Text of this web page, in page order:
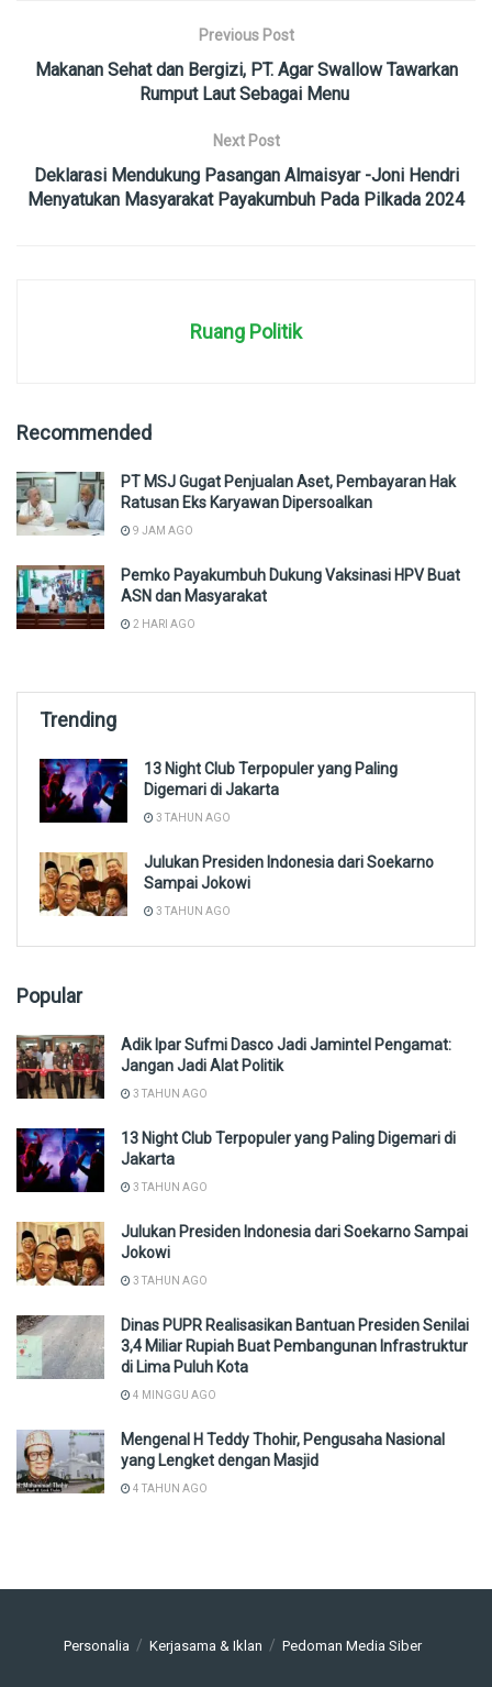
Previous Post
Makanan Sehat dan Bergizi, PT. Agar Swallow Tawarkan
Rumput Laut Sebagai Menu
Next Post
Deklarasi Mendukung Pasangan Almaisyar -Joni Hendri
Menyatukan Masyarakat Payakumbuh Pada Pilkada 2024
Ruang Politik
Recommended
PT MSJ Gugat Penjualan Aset, Pembayaran Hak
Ratusan Eks Karyawan Dipersoalkan
9 JAM AGO
Pemko Payakumbuh Dukung Vaksinasi HPV Buat
ASN dan Masyarakat
2 HARI AGO
Trending
13 Night Club Terpopuler yang Paling
Digemari di Jakarta
3 TAHUN AGO
Julukan Presiden Indonesia dari Soekarno
Sampai Jokowi
3 TAHUN AGO
Popular
Adik Ipar Sufmi Dasco Jadi Jamintel Pengamat:
Jangan Jadi Alat Politik
3 TAHUN AGO
13 Night Club Terpopuler yang Paling Digemari di
Jakarta
3 TAHUN AGO
Julukan Presiden Indonesia dari Soekarno Sampai
Jokowi
3 TAHUN AGO
Dinas PUPR Realisasikan Bantuan Presiden Senilai
3,4 Miliar Rupiah Buat Pembangunan Infrastruktur
di Lima Puluh Kota
4 MINGGU AGO
Mengenal H Teddy Thohir, Pengusaha Nasional
yang Lengket dengan Masjid
4 TAHUN AGO
Personalia Kerjasama & Iklan Pedoman Media Siber